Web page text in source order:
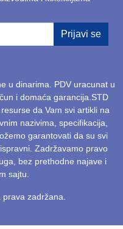
Prijavi se
u dinarima. PDV uracunat u
i domaća garancija.STD
da Vam svi artikli na
nazivima, specifikacija,
garantovati da su svi
Zadržavamo pravo
bez prethodne najave i
sajtu.
zadržana.